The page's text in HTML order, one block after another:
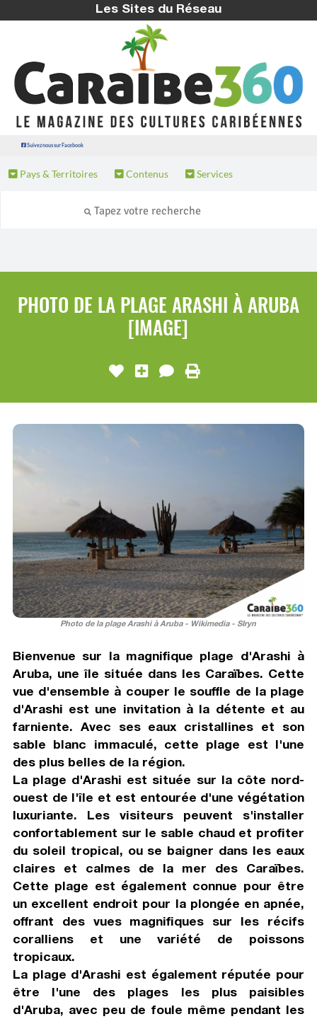
Les Sites du Réseau
Suivez nous sur Facebook
Pays & Territoires Contenus Services
PHOTO DE LA PLAGE ARASHI À ARUBA
[IMAGE]
Photo de la plage Arashi à Aruba - Wikimedia - SIryn
Bienvenue sur la magnifique plage d'Arashi à
Aruba, une île située dans les Caraïbes. Cette
vue d'ensemble à couper le souffle de la plage
d'Arashi est une invitation à la détente et au
farniente. Avec ses eaux cristallines et son
sable blanc immaculé, cette plage est l'une
des plus belles de la région.
La plage d'Arashi est située sur la côte nord-
ouest de l'île et est entourée d'une végétation
luxuriante. Les visiteurs peuvent s'installer
confortablement sur le sable chaud et profiter
du soleil tropical, ou se baigner dans les eaux
claires et calmes de la mer des Caraïbes.
Cette plage est également connue pour être
un excellent endroit pour la plongée en apnée,
offrant des vues magnifiques sur les récifs
coralliens et une variété de poissons
tropicaux.
La plage d'Arashi est également réputée pour
être l'une des plages les plus paisibles
d'Aruba, avec peu de foule même pendant les